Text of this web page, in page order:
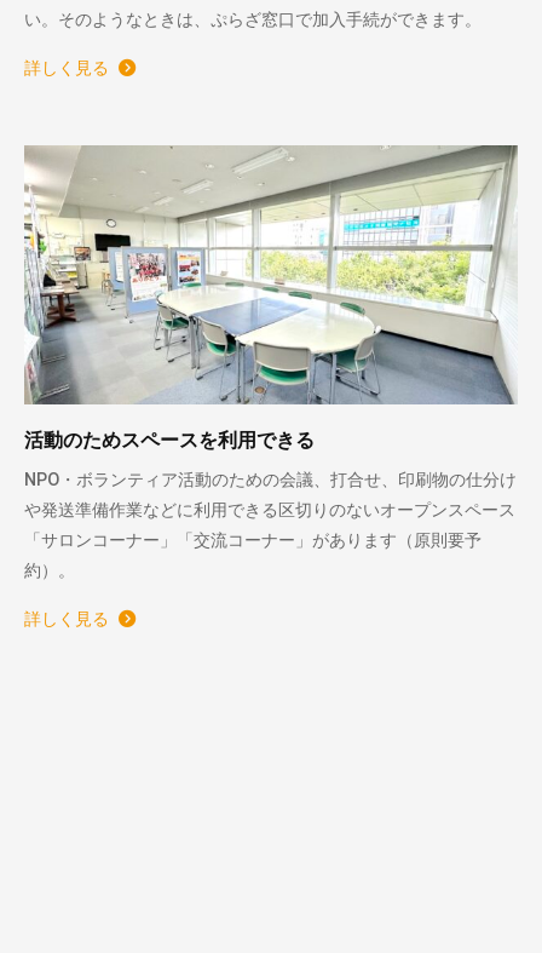
い。そのようなときは、ぷらざ窓口で加入手続ができます。
詳しく見る
活動のためスペースを利用できる
NPO・ボランティア活動のための会議、打合せ、印刷物の仕分け
や発送準備作業などに利用できる区切りのないオープンスペース
「サロンコーナー」「交流コーナー」があります（原則要予
約）。
詳しく見る